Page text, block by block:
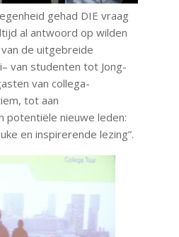
gehad DIE vraag
al antwoord op wilden
de uitgebreide
van studenten tot Jong-
van collega-
tot aan
potentiële nieuwe leden:
en inspirerende lezing”.